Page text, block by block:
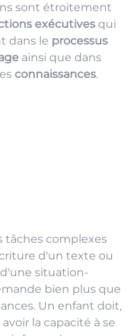
sont étroitement
exécutives qui
dans le processus
ainsi que dans
connaissances.
tâches complexes
d'un texte ou
situation-
bien plus que
Un enfant doit,
la capacité à se